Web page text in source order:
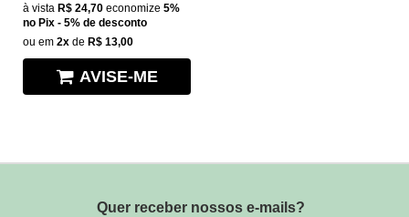
à vista R$ 24,70 economize 5%
no Pix - 5% de desconto
ou em 2x de R$ 13,00
AVISE-ME
Quer receber nossos e-mails?